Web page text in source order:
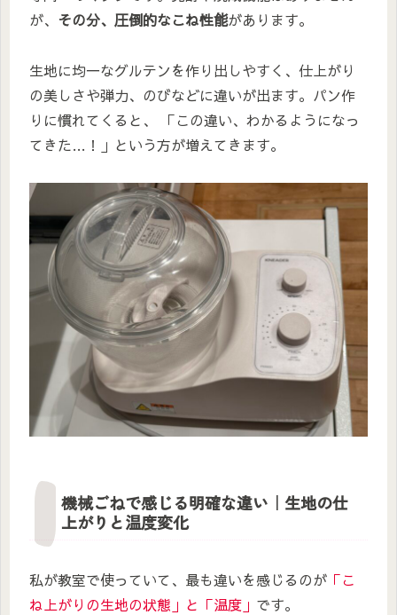
が、 その分、圧倒的なこね性能があります。
生地に均一なグルテンを作り出しやすく、仕上がり
の美しさや弾力、のびなどに違いが出ます。パン作
りに慣れてくると、 「この違い、わかるようになっ
てきた…！」という方が増えてきます。
機械ごねで感じる明確な違い｜生地の仕
上がりと温度変化
私が教室で使っていて、最も違いを感じるのが 「こ
ね上がりの生地の状態」と「温度」 です。